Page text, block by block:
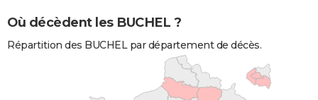
Où décèdent les BUCHEL ?
Répartition des BUCHEL par département de décès.